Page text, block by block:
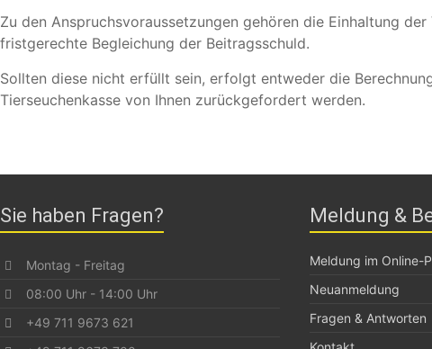
Zu den Anspruchsvoraussetzungen gehören die Einhaltung
fristgerechte Begleichung der Beitragsschuld.
Sollten diese nicht erfüllt sein, erfolgt entweder die
Tierseuchenkasse von Ihnen zurückgefordert werden.
Sie haben Fragen?
Montag - Freitag
08:00 Uhr - 14:00 Uhr
+49 711 9673 621
Meldung &
Meldung im Online-
Neuanmeldung
Fragen & Antworten